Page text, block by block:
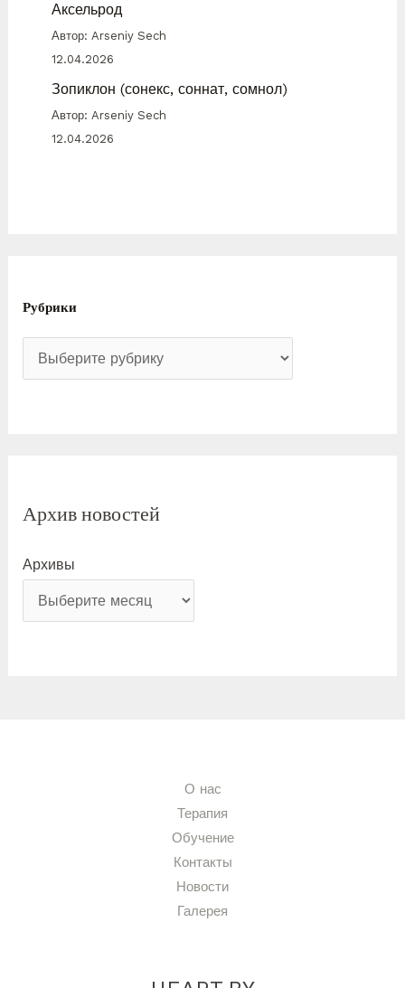
Аксельрод
Автор: Arseniy Sech
12.04.2026
Зопиклон (сонекс, соннат, сомнол)
Автор: Arseniy Sech
12.04.2026
Рубрики
Архив новостей
Архивы
О нас
Терапия
Обучение
Контакты
Новости
Галерея